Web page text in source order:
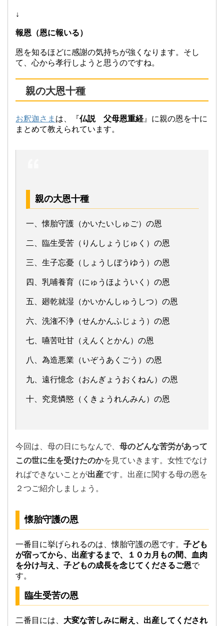
↓
報恩（恩に報いる）
恩を知るほどに感謝の気持ちが強くなります。そし
て、心から孝行しようと思うのですね。
親の大恩十種
お釈迦さま は、『仏説 父母恩重経 』に親の恩を十に
まとめて教えられています。
親の大恩十種
一、懐胎守護（かいたいしゅご）の恩
二、臨生受苦（りんしょうじゅく）の恩
三、生子忘憂（しょうしぼうゆう）の恩
四、乳哺養育（にゅうほよういく）の恩
五、廻乾就湿（かいかんしゅうしつ）の恩
六、洗潅不浄（せんかんふじょう）の恩
七、嚥苦吐甘（えんくとかん）の恩
八、為造悪業（いぞうあくごう）の恩
九、遠行憶念（おんぎょうおくねん）の恩
十、究竟憐愍（くきょうれんみん）の恩
今回は、母の日にちなんで、母のどんな苦労があって
この世に生を受けたのかを見ていきます。女性でなけ
ればできないことが出産です。出産に関する母の恩を
２つご紹介しましょう。
懐胎守護の恩
一番目に挙げられるのは、懐胎守護の恩です。子ども
が宿ってから、出産するまで、１０カ月もの間、血肉
を分け与え、子どもの成長を念じてくださるご恩で
す。
臨生受苦の恩
二番目には、 大変な苦しみに耐え、出産してくだされ